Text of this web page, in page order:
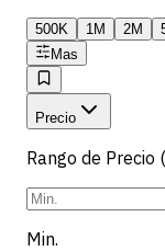
500K 1M 2M
Mas
Precio
Rango de Precio
Min.